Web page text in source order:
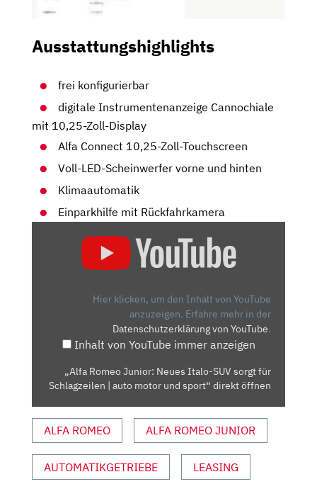
Ausstattungshighlights
frei konfigurierbar
digitale Instrumentenanzeige Cannochiale
mit 10,25-Zoll-Display
Alfa Connect 10,25-Zoll-Touchscreen
Voll-LED-Scheinwerfer vorne und hinten
Klimaautomatik
Einparkhilfe mit Rückfahrkamera
SCHLAGZEILEN
MOTOR
UND
VON
Hier klicken, um den Inhalt von YouTube
anzuzeigen. Erfahre mehr in der
Datenschutzerklärung von YouTube.
Inhalt von YouTube immer anzeigen
„Alfa Romeo Junior: Neues Italo-SUV sorgt für
Schlagzeilen | auto motor und sport“ direkt öffnen
ALFA ROMEO ALFA ROMEO JUNIOR
AUTOMATIKGETRIEBE LEASING